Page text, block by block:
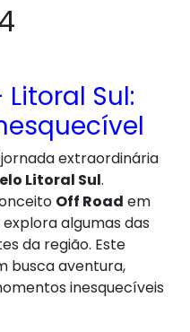
Sul:
extraordinária
Litoral Sul.
Off Road em
algumas das
da região. Este
busca aventura,
inesquecíveis